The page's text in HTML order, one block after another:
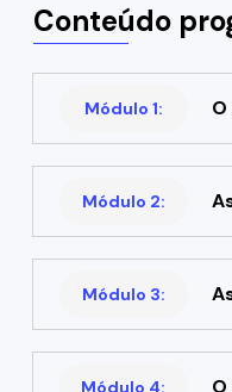
Conteúdo
Módulo 1:
Módulo 2:
Módulo 3:
Módulo 4: